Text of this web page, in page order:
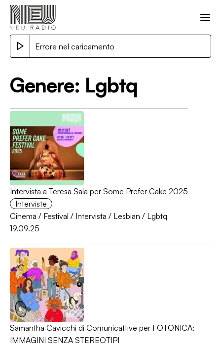
Errore nel caricamento
Genere: Lgbtq
Intervista a Teresa Sala per Some Prefer Cake 2025
Interviste
Cinema / Festival / Intervista / Lesbian / Lgbtq
19.09.25
Samantha Cavicchi di Comunicattive per FOTONICA:
IMMAGINI SENZA STEREOTIPI